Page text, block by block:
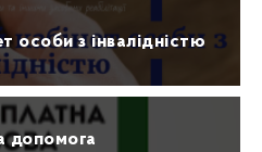
особи з інвалідністю
допомога